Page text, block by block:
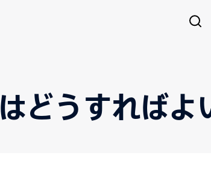
どうすればよ